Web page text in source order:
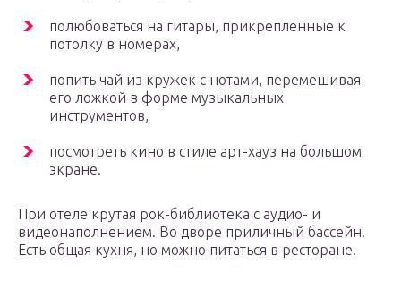
полюбоваться на гитары, прикрепленные к
потолку в номерах,
попить чай из кружек с нотами, перемешивая
его ложкой в форме музыкальных
инструментов,
посмотреть кино в стиле арт-хауз на большом
экране.
При отеле крутая рок-библиотека с аудио- и
видеонаполнением. Во дворе приличный бассейн.
Есть общая кухня, но можно питаться в ресторане.